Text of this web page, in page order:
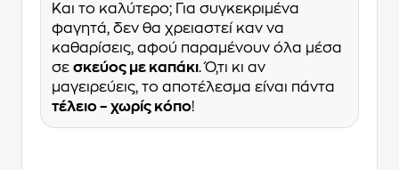
Και το καλύτερο; Για συγκεκριμένα
φαγητά, δεν θα χρειαστεί καν να
καθαρίσεις, αφού παραμένουν όλα μέσα
σε σκεύος με καπάκι. Ό,τι κι αν
μαγειρεύεις, το αποτέλεσμα είναι πάντα
τέλειο – χωρίς κόπο!